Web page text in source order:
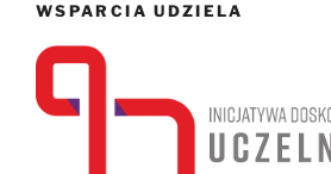
WSPARCIA UDZIELA